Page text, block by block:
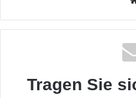
Tragen Sie